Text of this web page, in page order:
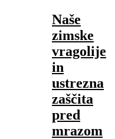
Naše
zimske
vragolije
in
ustrezna
zaščita
pred
mrazom